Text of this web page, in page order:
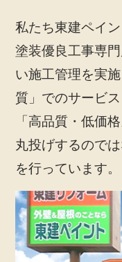
私たち東建ペイ
塗装優良工事専
い施工管理を実
質」でのサービ
「高品質・低価
丸投げするので
を行っています。